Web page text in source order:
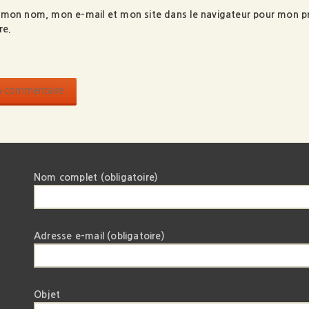
nom, mon e-mail et mon site dans le navigateur pour mon
Nom complet (obligatoire)
Adresse e-mail (obligatoire)
Objet